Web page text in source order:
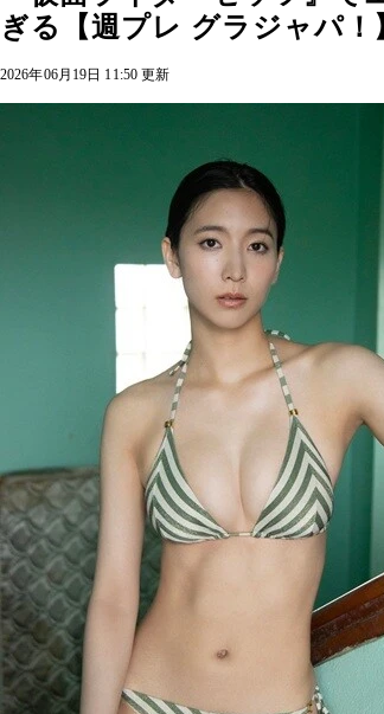
ぎる【週プレ グラジャパ！
2026年06月19日 11:50 更新